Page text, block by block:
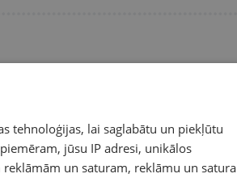
tehnoloģijas, lai saglabātu un piekļūtu
jūsu IP adresi, unikālos
un saturam, reklāmu un satura